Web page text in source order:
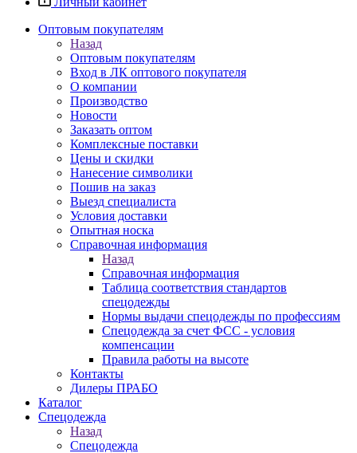
Оптовым покупателям
Назад
Оптовым покупателям
Вход в ЛК оптового покупателя
О компании
Производство
Новости
Заказать оптом
Комплексные поставки
Цены и скидки
Нанесение символики
Пошив на заказ
Выезд специалиста
Условия доставки
Опытная носка
Справочная информация
Назад
Справочная информация
Таблица соответствия стандартов
спецодежды
Нормы выдачи спецодежды по профессиям
Спецодежда за счет ФСС - условия
компенсации
Правила работы на высоте
Контакты
Дилеры ПРАБО
Каталог
Спецодежда
Назад
Спецодежда